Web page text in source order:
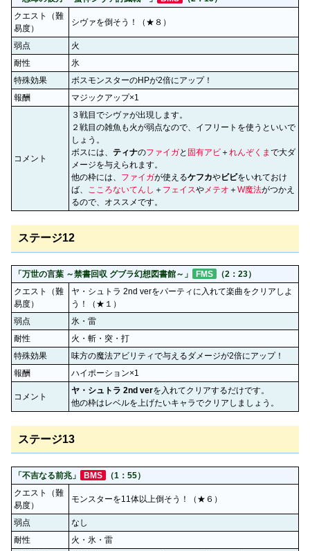
クエスト（難
易度）
シヴァを倒そう！（★８）
弱点
火
耐性
氷
特殊効果
ボスモンスターのHPが2倍にアップ！
報酬
マジックアップ×1
コメント
３戦目でシヴァが出現します。
２戦目の雑魚も火が弱点なので、イフリートを使うといいで
しょう。
ボスには、 ティナのファイガと 固有アビ ＋れんぞくま で大ダ
メージを与えられます。
他の枠には、 ファイガが使えるケフカやビビをいれておけ
ば、 こころないてんし ＋ フェイスやメテオ ＋W魔法がつかえ
るので、オススメです。
ステージ12
「万世の言葉 ～禁書回収 グブラ幻想図書館～」 FMS
（2：23）
クエスト（難
易度）
ヤ・シュトラ 2nd verをパーティに入れて楽曲をクリアしよ
う！（★１）
弱点
氷・雷
耐性
火・斬・突・打
特殊効果
味方の魔法アビリティで与えるダメージが2倍にアップ！
報酬
ハイポーション×1
コメント
ヤ・シュトラ 2nd verを入れてクリアするだけです。
他の枠はレベルを上げたいキャラでクリアしましょう。
ステージ13
「不吉なる前兆」 BMS
（1：55）
クエスト（難
易度）
モンスターを11体以上倒そう！（★６）
弱点
なし
耐性
火・氷・雷